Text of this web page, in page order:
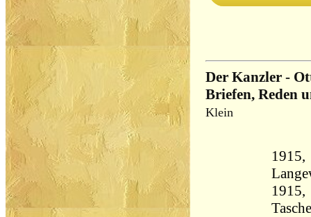
Der Kanzler -
Briefen, Reden
Klein
1915,
1915,